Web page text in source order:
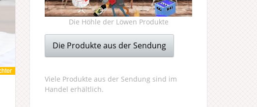
Die Höhle der Löwen Produkte
Die Produkte aus der Sendung
Viele Produkte aus der Sendung sind im
Handel erhältlich.